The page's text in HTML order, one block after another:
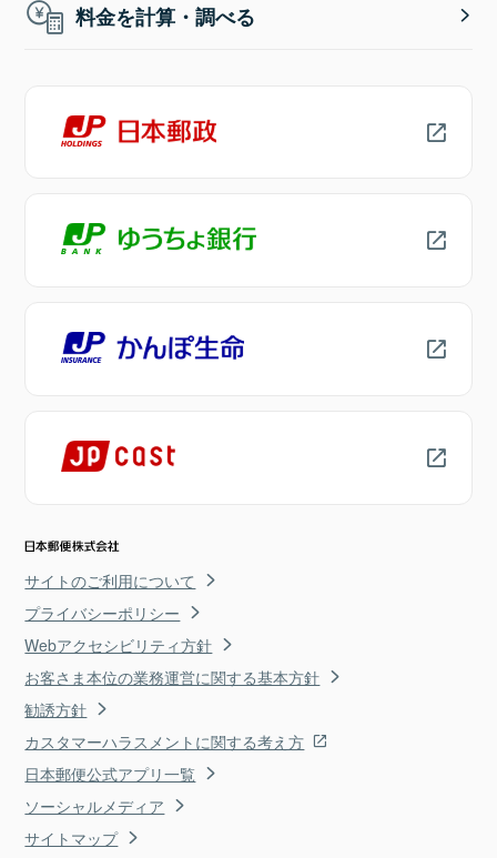
料金を計算・調べる
サイトのご利用について
プライバシーポリシー
Webアクセシビリティ方針
お客さま本位の業務運営に関する基本方針
勧誘方針
カスタマーハラスメントに関する考え方
日本郵便公式アプリ一覧
ソーシャルメディア
サイトマップ